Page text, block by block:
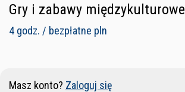
Gry i zabawy międzykulturowe
4 godz. / bezpłatne pln
Masz konto? Zaloguj się